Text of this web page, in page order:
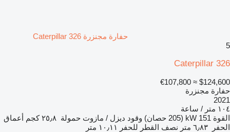
حفارة مجنزرة Caterpillar 326
5
Caterpillar 326
$124,600
≈ €107,800
حفارة مجنزرة
2021
١٠٤ متر / ساعة
القوة 151 kW (205 حصان) وقود ديزل / مازوت حمولة ٢٥٫٨ كجم
أعماق
الحفر
٦٫٨٣ متر نصف القطر للحفر
١٠٫١١ متر